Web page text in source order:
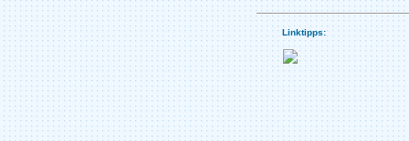
Linktipps: